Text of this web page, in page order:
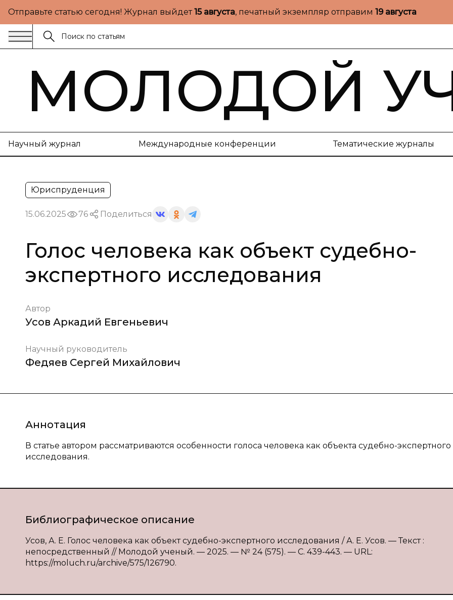
Отправьте статью сегодня! Журнал выйдет15 августа, печатный экземпляр отправим 19 августа
МОЛОДОЙ
Научный журнал Международные конференции Тематические журналы
Юриспруденция
15.06.2025 76 Поделиться
Голос человека как объект судебно-
экспертного исследования
Автор
Усов Аркадий Евгеньевич
Научный руководитель
Федяев Сергей Михайлович
Аннотация
В статье автором рассматриваются особенности голоса человека как объекта судебно-экспертного
исследования.
Библиографическое описание
Усов, А. Е. Голос человека как объект судебно-экспертного исследования / А. Е. Усов. — Текст :
непосредственный // Молодой ученый. — 2025. — № 24 (575). — С. 439-443. — URL:
https://moluch.ru/archive/575/126790.